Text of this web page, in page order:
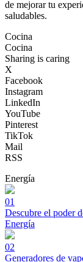
de mejorar tu
saludables.
Cocina
Cocina
Sharing is caring
X
Facebook
Instagram
LinkedIn
YouTube
Pinterest
TikTok
Mail
RSS
Energía
01
Descubre el poder
Energía
02
Generadores de